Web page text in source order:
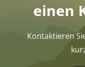
einen
Kontaktieren